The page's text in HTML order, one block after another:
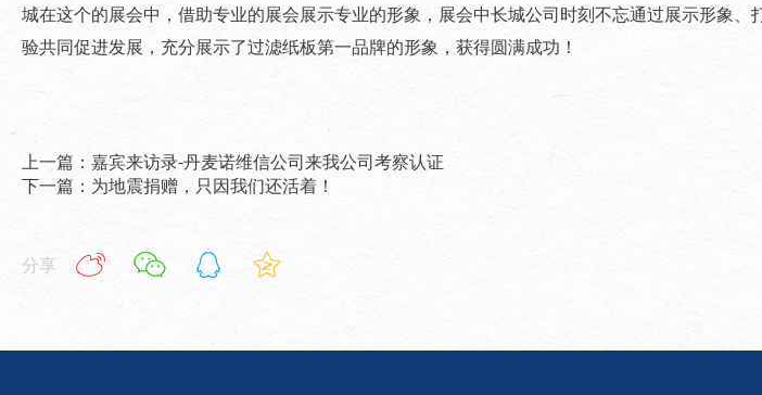
城在这个的展会中，借助专业的展会展示专业的形象，展会中长城公司时刻不忘通过展示形象
验共同促进发展，充分展示了过滤纸板第一品牌的形象，获得圆满成功！
上一篇：嘉宾来访录-丹麦诺维信公司来我公司考察认证
下一篇：为地震捐赠，只因我们还活着！
分享